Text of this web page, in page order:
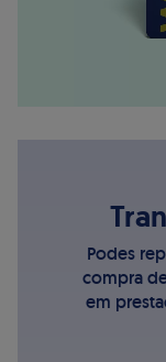
Podes
compra
em